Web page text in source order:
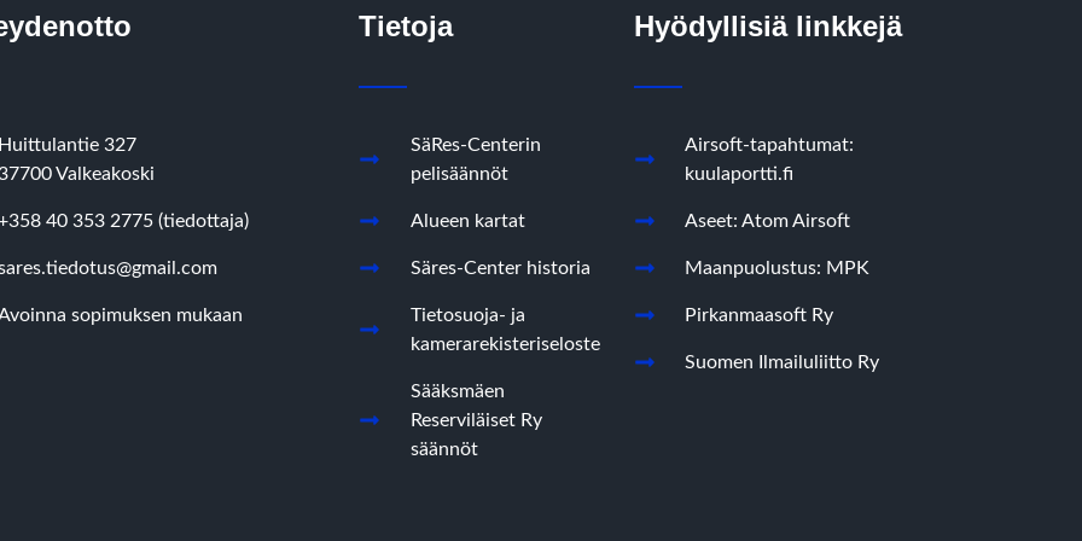
327
Valkeakoski
40 353 2775 (tiedottaja)
sopimuksen mukaan
Tietoja
SäRes-Centerin
pelisäännöt
Alueen kartat
Säres-Center historia
Tietosuoja- ja
kamerarekisteriseloste
Sääksmäen
Reserviläiset Ry
säännöt
Hyödyllisiä linkkejä
Airsoft-tapahtumat:
kuulaportti.fi
Aseet: Atom Airsoft
Maanpuolustus: MPK
Pirkanmaasoft Ry
Suomen Ilmailuliitto Ry